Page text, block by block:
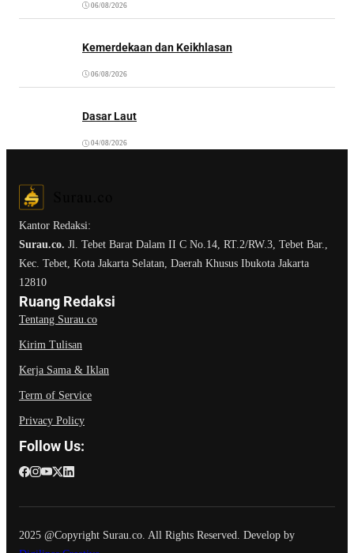
06/08/2026
Kemerdekaan dan Keikhlasan
06/08/2026
Dasar Laut
04/08/2026
Kantor Redaksi:
Surau.co. Jl. Tebet Barat Dalam II C No.14, RT.2/RW.3, Tebet Bar.,
Kec. Tebet, Kota Jakarta Selatan, Daerah Khusus Ibukota Jakarta
12810
Ruang Redaksi
Tentang Surau.co
Kirim Tulisan
Kerja Sama & Iklan
Term of Service
Privacy Policy
Follow Us:
2025 @Copyright Surau.co. All Rights Reserved. Develop by